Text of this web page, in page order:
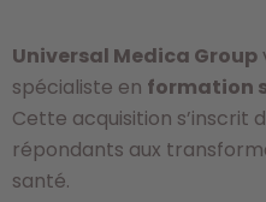
Universal Medica Group
spécialiste en formation
Cette acquisition s’inscrit
répondants aux
santé.